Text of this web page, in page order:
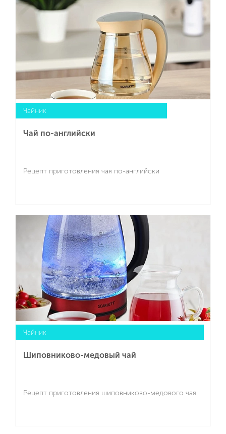
Чайник
Чай по-английски
Рецепт приготовления чая по-английски
Подробнее
Чайник
Шиповниково-медовый чай
Рецепт приготовления шиповниково-медового чая